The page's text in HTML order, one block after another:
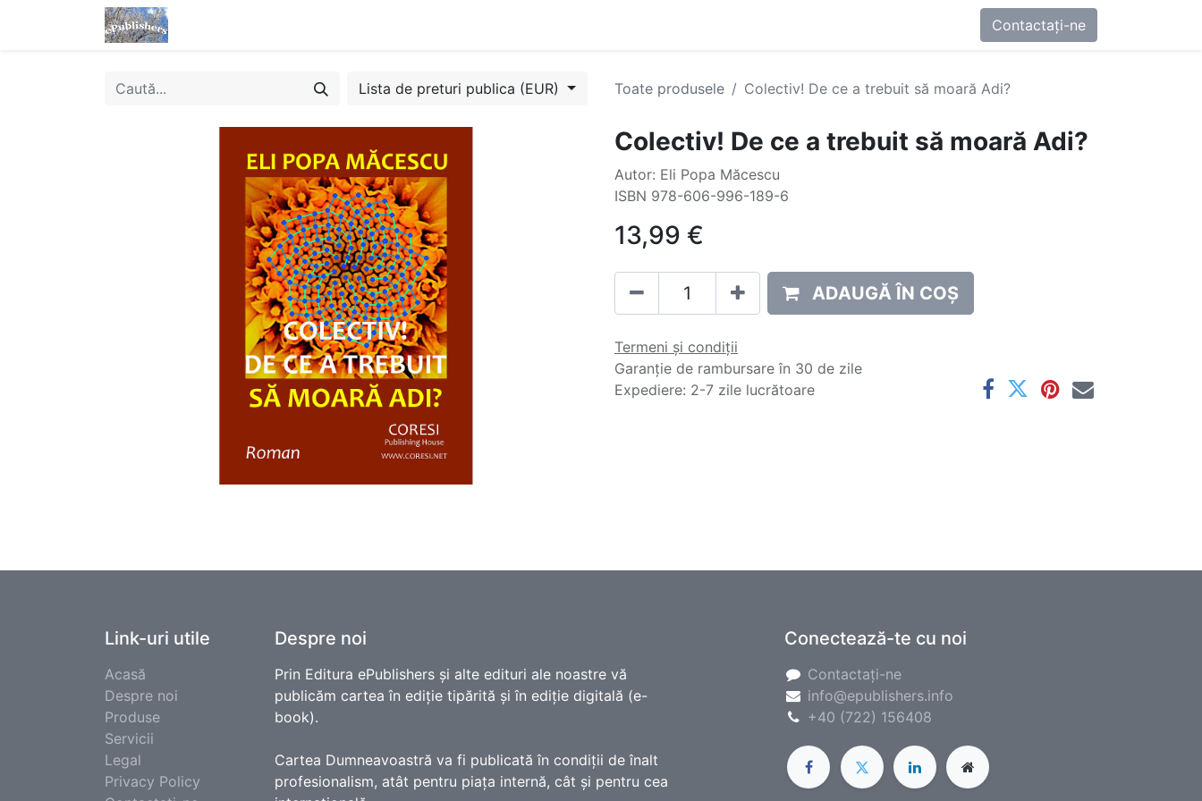
Contactați-ne
Lista de preturi publica (EUR) Toate produsele Colectiv! De ce a trebuit să moară Adi?
Colectiv! De ce a trebuit să moară Adi?
Autor: Eli Popa Măcescu
ISBN 978-606-996-189-6
13,99 €
ADAUGĂ ÎN COȘ
Termeni și condiții
Garanție de rambursare în 30 de zile
Expediere: 2-7 zile lucrătoare
Link-uri utile
Acasă
Despre noi
Produse
Servicii
Legal
Privacy Policy
Despre noi
Prin Editura ePublishers și alte edituri ale noastre vă
publicăm cartea în ediție tipărită și în ediție digitală (e-
book).
Cartea Dumneavoastră va fi publicată în condiții de înalt
profesionalism, atât pentru piața internă, cât și pentru cea
Conectează-te cu noi
Contactați-ne
info@epublishers.info
+40 (722) 156408